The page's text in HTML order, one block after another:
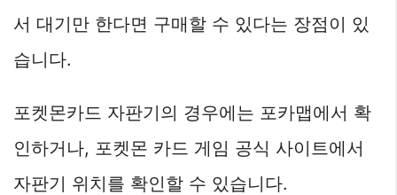
서 대기만 한다면 구매할 수 있다는 장점이 있
습니다.
포켓몬카드 자판기의 경우에는 포카맵에서 확
인하거나, 포켓몬 카드 게임 공식 사이트에서
자판기 위치를 확인할 수 있습니다.